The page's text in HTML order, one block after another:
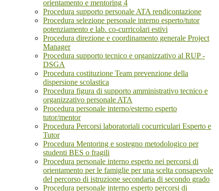
orientamento e mentoring 4
Procedura supporto personale ATA rendicontazione
Procedura selezione personale interno esperto/tutor
potenziamento e lab. co-curricolari estivi
Procedura direzione e coordinamento generale Project
Manager
Procedura supporto tecnico e organizzativo al RUP -
DSGA
Procedura costituzione Team prevenzione della
dispersione scolastica
Procedura figura di supporto amministrativo tecnico e
organizzativo personale ATA
Procedura personale interno/esterno esperto
tutor/mentor
Procedura Percorsi laboratoriali cocurriculari Esperto e
Tutor
Procedura Mentoring e sostegno metodologico per
studenti BES o fragili
Procedura personale interno esperto nei percorsi di
orientamento per le famiglie per una scelta consapevole
del percorso di istruzione secondaria di secondo grado
Procedura personale interno esperto percorsi di